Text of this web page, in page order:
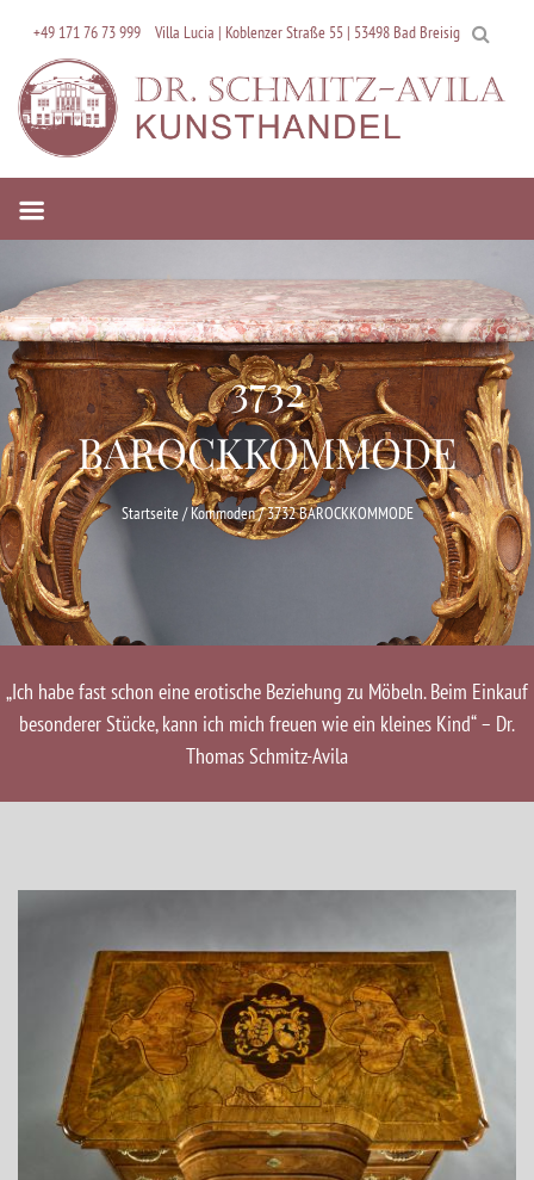
content
+49 171 76 73 999 Villa Lucia | Koblenzer Straße 55 | 53498 Bad Breisig
3732
BAROCKKOMMODE
Startseite/Kommoden/ 3732 BAROCKKOMMODE
„Ich habe fast schon eine erotische Beziehung zu Möbeln. Beim Einkauf
besonderer Stücke, kann ich mich freuen wie ein kleines Kind“ – Dr.
Thomas Schmitz-Avila